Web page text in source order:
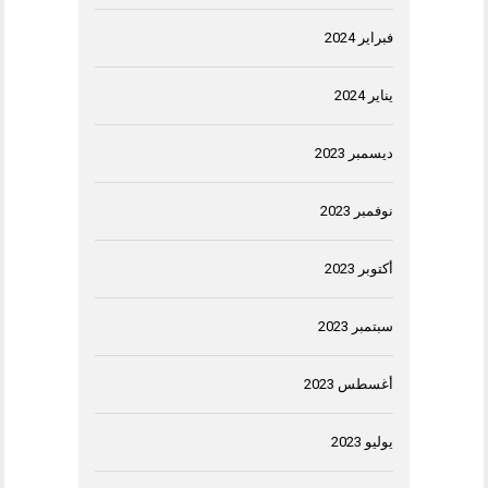
فبراير 2024
يناير 2024
ديسمبر 2023
نوفمبر 2023
أكتوبر 2023
سبتمبر 2023
أغسطس 2023
يوليو 2023